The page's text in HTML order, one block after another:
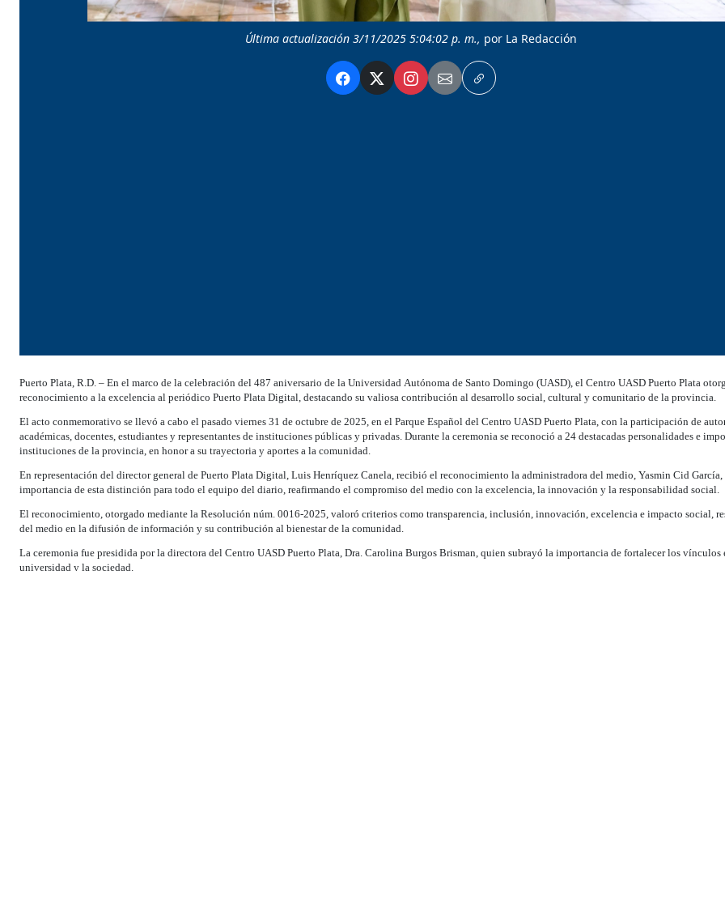
Última actualización 3/11/2025 5:04:02 p. m., por La Redacción
Puerto Plata, R.D. – En el marco de la celebración del 487 aniversario de la Universidad Autónoma de Santo Domingo (UASD), el Centro UASD Puerto Plata
reconocimiento a la excelencia al periódico Puerto Plata Digital, destacando su valiosa contribución al desarrollo social, cultural y comunitario de la provincia.
El acto conmemorativo se llevó a cabo el pasado viernes 31 de octubre de 2025, en el Parque Español del Centro UASD Puerto Plata, con la participación de
académicas, docentes, estudiantes y representantes de instituciones públicas y privadas. Durante la ceremonia se reconoció a 24 destacadas personalidades e
instituciones de la provincia, en honor a su trayectoria y aportes a la comunidad.
En representación del director general de Puerto Plata Digital, Luis Henríquez Canela, recibió el reconocimiento la administradora del medio, Yasmin Cid
importancia de esta distinción para todo el equipo del diario, reafirmando el compromiso del medio con la excelencia, la innovación y la responsabilidad social.
El reconocimiento, otorgado mediante la Resolución núm. 0016-2025, valoró criterios como transparencia, inclusión, innovación, excelencia e impacto social,
del medio en la difusión de información y su contribución al bienestar de la comunidad.
La ceremonia fue presidida por la directora del Centro UASD Puerto Plata, Dra. Carolina Burgos Brisman, quien subrayó la importancia de fortalecer los vínculos
universidad y la sociedad.